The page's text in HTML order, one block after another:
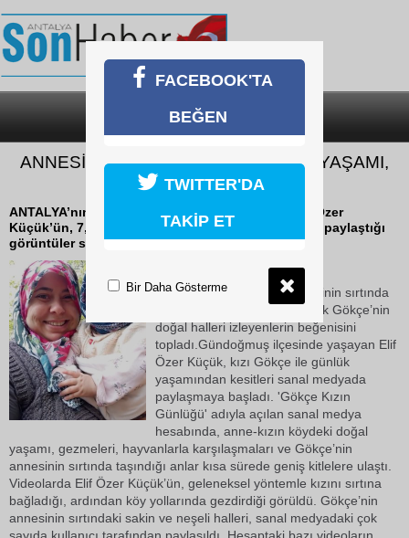
SON DAKİKA
ANNESİ İLE MİNİK GÖKÇE'NİN KÖY YAŞAMI,
İLGİ ODAĞI OLDU
ANTALYA’nın Gündoğmuş ilçesinde yaşayan Elif Özer
Küçük’ün, 7,5 aylık kızı Gökçe ile köy yaşamından paylaştığı
görüntüler sanal medyada ilgi gördü.
11 Mayıs 2026 Pazartesi 15:00
Paylaşılan videolarda, annesinin sırtında
köy yollarında gezdirilen minik Gökçe’nin
doğal halleri izleyenlerin beğenisini
topladı.Gündoğmuş ilçesinde yaşayan Elif
Özer Küçük, kızı Gökçe ile günlük
yaşamından kesitleri sanal medyada
paylaşmaya başladı. 'Gökçe Kızın
Günlüğü' adıyla açılan sanal medya
hesabında, anne-kızın köydeki doğal
yaşamı, gezmeleri, hayvanlarla karşılaşmaları ve Gökçe’nin
annesinin sırtında taşındığı anlar kısa sürede geniş kitlelere ulaştı.
Videolarda Elif Özer Küçük’ün, geleneksel yöntemle kızını sırtına
bağladığı, ardından köy yollarında gezdirdiği görüldü. Gökçe’nin
annesinin sırtındaki sakin ve neşeli halleri, sanal medyadaki çok
FACEBOOK'TA
BEĞEN
TWITTER'DA
TAKİP ET
Bir Daha Gösterme